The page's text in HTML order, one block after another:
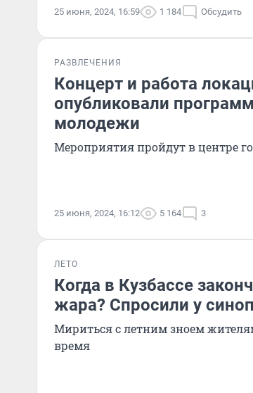
25 июня, 2024, 16:59 1 184 Обсудить
РАЗВЛЕЧЕНИЯ
Концерт и работа
опубликовали
молодежи
Мероприятия пройдут в центре
25 июня, 2024, 16:12 5 164 3
ЛЕТО
Когда в Кузбассе
жара? Спросили у
Мириться с летним зноем
время